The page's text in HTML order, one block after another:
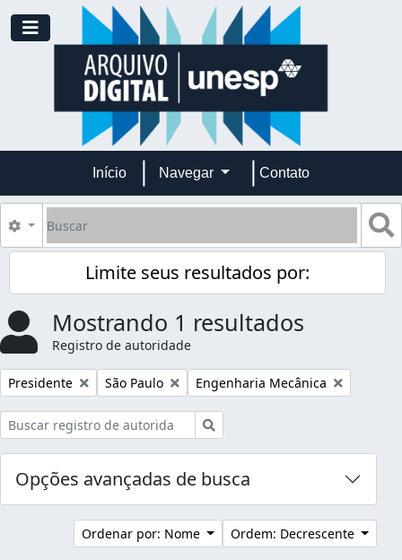
Skip to main content
Toggle navigation
Início Navegar Contato
Buscar
Opções de busca
Limite seus resultados por:
Mostrando 1 resultados
Registro de autoridade
Remover filtro:
Presidente Remover filtro:
São Paulo Remover filtro:
Engenharia Mecânica
Opções avançadas de busca
Ordenar por: Nome Ordem: Decrescente